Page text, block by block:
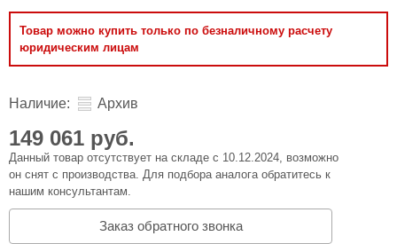
Товар можно купить только по безналичному расчету
юридическим лицам
Наличие: Архив
149 061 руб.
Данный товар отсутствует на складе с 10.12.2024, возможно
он снят с производства. Для подбора аналога обратитесь к
нашим консультантам.
Заказ обратного звонка